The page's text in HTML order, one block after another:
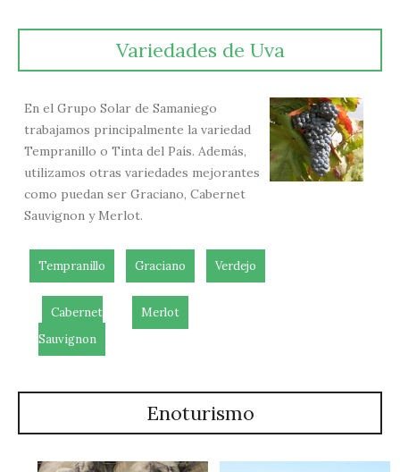
Variedades de Uva
En el Grupo Solar de Samaniego
trabajamos principalmente la variedad
Tempranillo o Tinta del País. Además,
utilizamos otras variedades mejorantes
como puedan ser Graciano, Cabernet
Sauvignon y Merlot.
Tempranillo Graciano Verdejo
Cabernet
Sauvignon
Merlot
Enoturismo